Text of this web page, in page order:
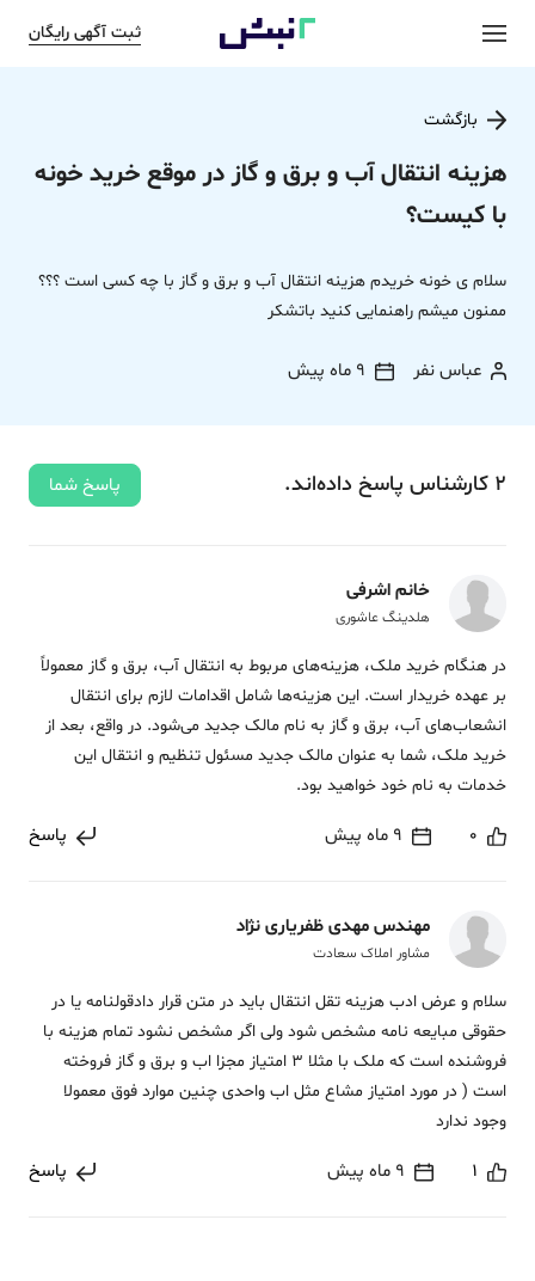
ثبت آگهی رایگان
بازگشت
هزینه انتقال آب و برق و گاز در موقع خرید خونه
با کیست؟
سلام ی خونه خریدم هزینه انتقال آب و برق و گاز با چه کسی است ؟؟؟
ممنون میشم راهنمایی کنید باتشکر
عباس نفر 9 ماه پیش
2 کارشناس پاسخ داده‌اند. پاسخ شما
خانم اشرفی
هلدینگ عاشوری
در هنگام خرید ملک، هزینه‌های مربوط به انتقال آب، برق و گاز معمولاً
بر عهده خریدار است. این هزینه‌ها شامل اقدامات لازم برای انتقال
انشعاب‌های آب، برق و گاز به نام مالک جدید می‌شود. در واقع، بعد از
خرید ملک، شما به عنوان مالک جدید مسئول تنظیم و انتقال این
خدمات به نام خود خواهید بود.
0 9 ماه پیش پاسخ
مهندس مهدی ظفریاری نژاد
مشاور املاک سعادت
سلام و عرض ادب هزینه تقل انتقال باید در متن قرار دادقولنامه یا در
حقوقی مبایعه نامه مشخص شود ولی اگر مشخص نشود تمام هزینه با
فروشنده است که ملک با مثلا 3 امتیاز مجزا اب و برق و گاز فروخته
است ( در مورد امتیاز مشاع مثل اب واحدی چنین موارد فوق معمولا
وجود ندارد
1 9 ماه پیش پاسخ